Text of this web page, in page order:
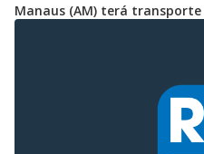
Manaus (AM) terá